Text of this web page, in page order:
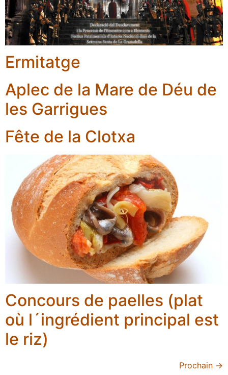
Ermitatge
Aplec de la Mare de Déu de
les Garrigues
Fête de la Clotxa
Concours de paelles (plat
où l´ingrédient principal est
le riz)
Prochain →